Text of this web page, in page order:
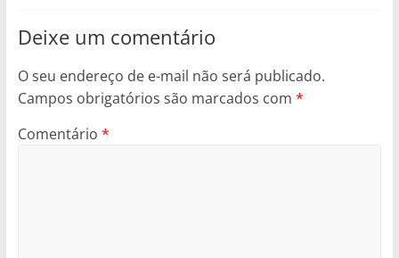
Deixe um comentário
O seu endereço de e-mail não será publicado.
Campos obrigatórios são marcados com *
Comentário *